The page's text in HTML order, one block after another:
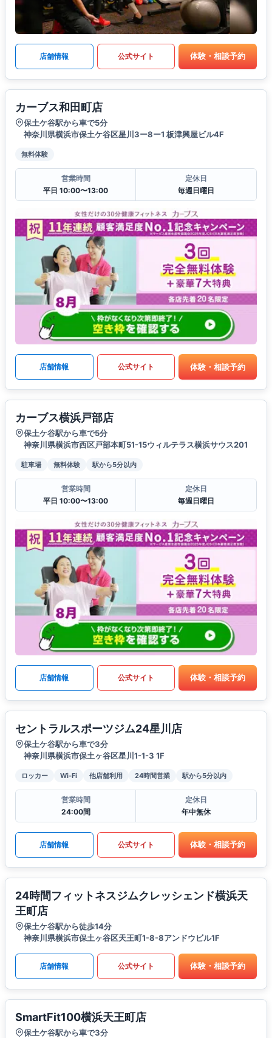
店舗情報 公式サイト 体験・相談予約
カーブス和田町店
保土ケ谷駅から車で5分
神奈川県横浜市保土ケ谷区星川3ー8ー1 板津興屋ビル4F
無料体験
営業時間
平日 10:00〜13:00
定休日
毎週日曜日
店舗情報 公式サイト 体験・相談予約
カーブス横浜戸部店
保土ケ谷駅から車で5分
神奈川県横浜市西区戸部本町51-15ウィルテラス横浜サウス201
駐車場 無料体験 駅から5分以内
営業時間
平日 10:00〜13:00
定休日
毎週日曜日
店舗情報 公式サイト 体験・相談予約
セントラルスポーツジム24星川店
保土ケ谷駅から車で3分
神奈川県横浜市保土ヶ谷区星川1-1-3 1F
ロッカー Wi-Fi 他店舗利用 24時間営業 駅から5分以内
営業時間
24:00間
定休日
年中無休
店舗情報 公式サイト 体験・相談予約
24時間フィットネスジムクレッシェンド横浜天
王町店
保土ケ谷駅から徒歩14分
神奈川県横浜市保土ヶ谷区天王町1-8-8アンドウビル1F
店舗情報 公式サイト 体験・相談予約
SmartFit100横浜天王町店
保土ケ谷駅から車で3分